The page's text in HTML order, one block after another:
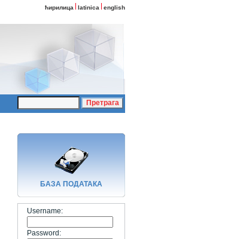
ћирилица latinica english
БАЗA ПОДАТАКА
Username:
Password: